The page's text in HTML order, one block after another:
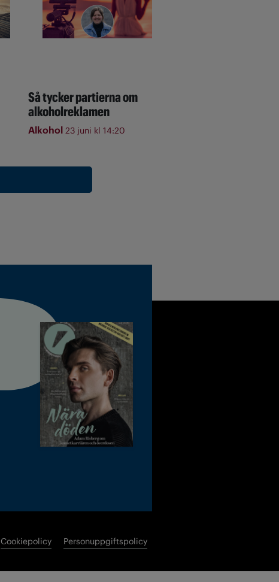
Så tycker partierna om
alkoholreklamen
Alkohol 23 juni kl 14:20
Cookiepolicy Personuppgiftspolicy